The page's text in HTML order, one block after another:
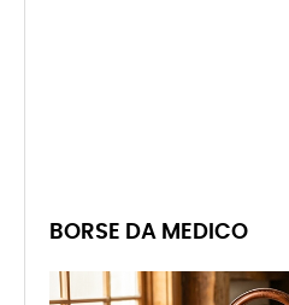
BORSE DA MEDICO